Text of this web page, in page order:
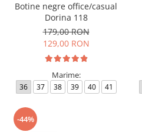
Botine negre office/casual
Dorina 118
179,00 RON
129,00 RON
Marime:
36 37 38 39 40 41
-44%